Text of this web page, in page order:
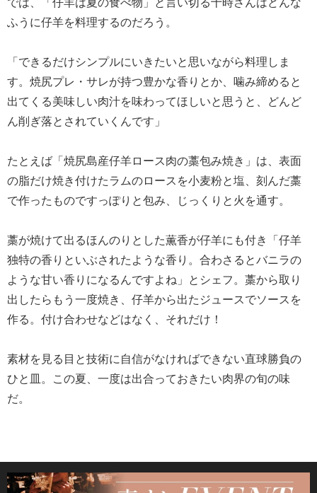
ふうに仔羊を料理するのだろう。
「できるだけシンプルにいきたいと思いながら料理しま
す。焼尻プレ・サレが持つ豊かな香りとか、噛み締めると
出てくる美味しい肉汁を味わってほしいと思うと、どんど
ん削ぎ落とされていくんです」
たとえば「焼尻島産仔羊ロース肉の藁包み焼き」は、表面
の脂だけ焼き付けたラムのロースを小麦粉と塩、刻んだ藁
で作ったものですっぽりと包み、じっくりと火を通す。
藁が焼けて出るほんのりとした薫香が仔羊にも付き「仔羊
独特の香りといぶされたような香り。合わさるとバニラの
ような甘い香りになるんですよね」とシェフ。藁から取り
出したらもう一度焼き、仔羊から出たジュースでソースを
作る。付け合わせなどはなく、それだけ！
素材を見る目と技術に自信がなければできない直球勝負の
ひと皿。この夏、一度は出合っておきたい肉界の旬の味
だ。